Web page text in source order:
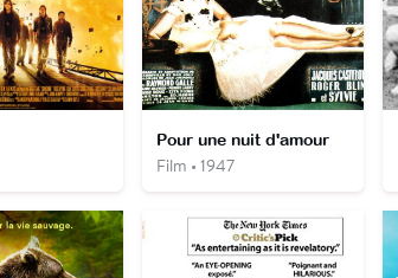
Pour une nuit d'amour
Film • 1947